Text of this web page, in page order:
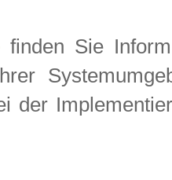
finden Sie
der